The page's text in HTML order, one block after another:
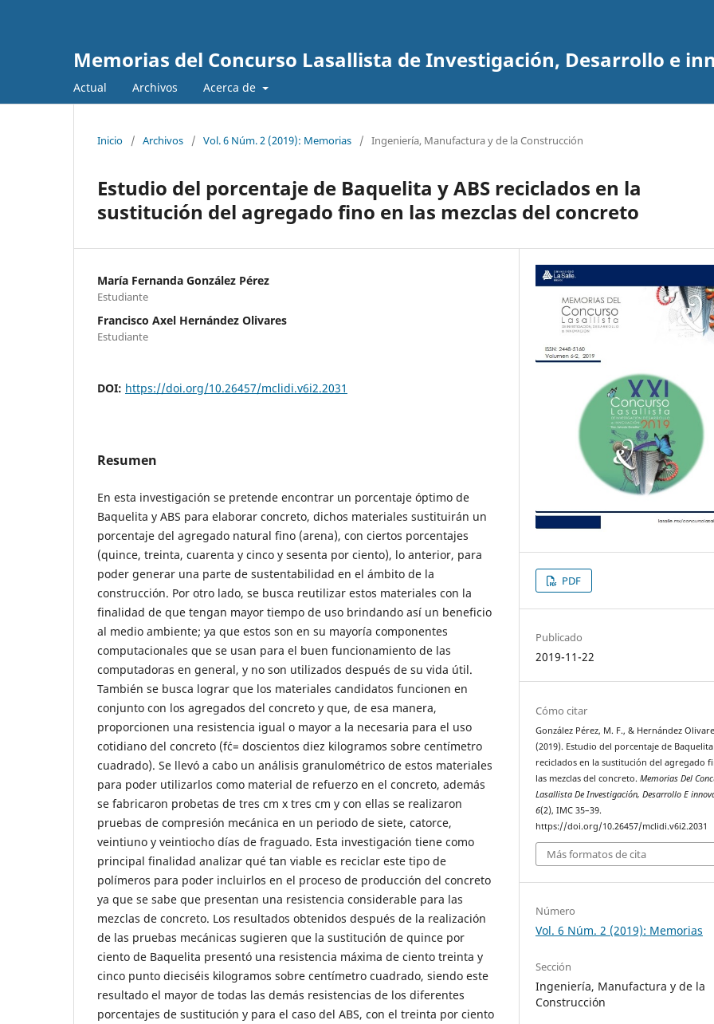
Memorias del Concurso Lasallista de Investigación, Desarrollo e
Actual Archivos Acerca de
Inicio / Archivos / Vol. 6 Núm. 2 (2019): Memorias / Ingeniería, Manufactura y de la Construcción
Estudio del porcentaje de Baquelita y ABS reciclados en la
sustitución del agregado fino en las mezclas del concreto
María Fernanda González Pérez
Estudiante
Francisco Axel Hernández Olivares
Estudiante
DOI: https://doi.org/10.26457/mclidi.v6i2.2031
Resumen
En esta investigación se pretende encontrar un porcentaje óptimo de
Baquelita y ABS para elaborar concreto, dichos materiales sustituirán un
porcentaje del agregado natural fino (arena), con ciertos porcentajes
(quince, treinta, cuarenta y cinco y sesenta por ciento), lo anterior, para
poder generar una parte de sustentabilidad en el ámbito de la
construcción. Por otro lado, se busca reutilizar estos materiales con la
finalidad de que tengan mayor tiempo de uso brindando así un beneficio
al medio ambiente; ya que estos son en su mayoría componentes
computacionales que se usan para el buen funcionamiento de las
computadoras en general, y no son utilizados después de su vida útil.
También se busca lograr que los materiales candidatos funcionen en
conjunto con los agregados del concreto y que, de esa manera,
proporcionen una resistencia igual o mayor a la necesaria para el uso
cotidiano del concreto (f´c= doscientos diez kilogramos sobre centímetro
cuadrado). Se llevó a cabo un análisis granulométrico de estos materiales
para poder utilizarlos como material de refuerzo en el concreto, además
se fabricaron probetas de tres cm x tres cm y con ellas se realizaron
pruebas de compresión mecánica en un periodo de siete, catorce,
veintiuno y veintiocho días de fraguado. Esta investigación tiene como
principal finalidad analizar qué tan viable es reciclar este tipo de
polímeros para poder incluirlos en el proceso de producción del concreto
ya que se sabe que presentan una resistencia considerable para las
mezclas de concreto. Los resultados obtenidos después de la realización
de las pruebas mecánicas sugieren que la sustitución de quince por
ciento de Baquelita presentó una resistencia máxima de ciento treinta y
cinco punto dieciséis kilogramos sobre centímetro cuadrado, siendo este
resultado el mayor de todas las demás resistencias de los diferentes
porcentajes de sustitución y para el caso del ABS, con el treinta por ciento
PDF
Publicado
2019-11-22
Cómo citar
González Pérez, M. F., & Hernández
(2019). Estudio del porcentaje de Baquelita
reciclados en la sustitución del agregado
las mezclas del concreto.Memorias Del
Lasallista De Investigación, Desarrollo E
6(2), IMC 35–39.
https://doi.org/10.26457/mclidi.v6i2.2031
Más formatos de cita
Número
Vol. 6 Núm. 2 (2019): Memorias
Sección
Ingeniería, Manufactura y de la
Construcción